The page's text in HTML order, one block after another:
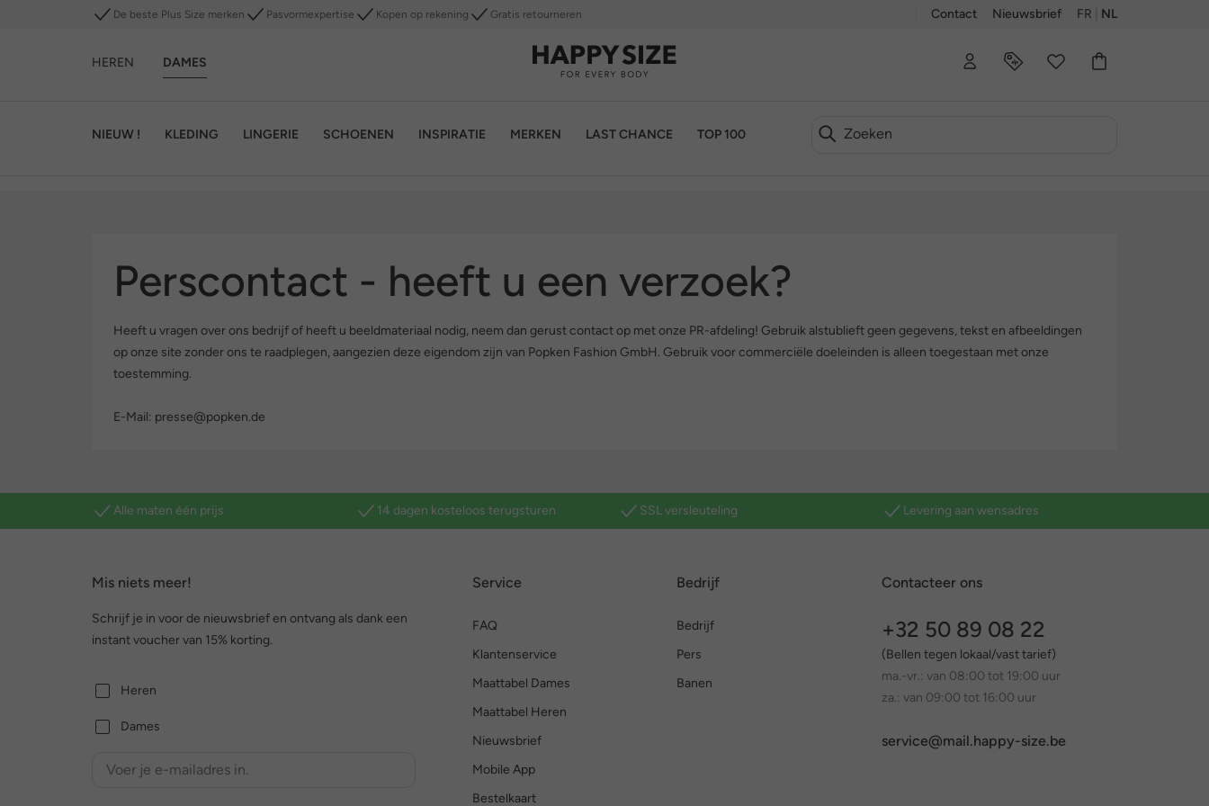
De beste Plus Size merken Pasvormexpertise Kopen op rekening Gratis retourneren Contact Nieuwsbrief FR NL
HEREN DAMES
NIEUW ! KLEDING LINGERIE SCHOENEN INSPIRATIE MERKEN LAST CHANCE TOP 100
Perscontact - heeft u een verzoek?
Heeft u vragen over ons bedrijf of heeft u beeldmateriaal nodig, neem dan gerust contact op met onze PR-afdeling! Gebruik alstublieft geen gegevens, tekst en afbeeldingen
op onze site zonder ons te raadplegen, aangezien deze eigendom zijn van Popken Fashion GmbH. Gebruik voor commerciële doeleinden is alleen toegestaan met onze
toestemming.
E-Mail: presse@popken.de
Alle maten één prijs 14 dagen kosteloos terugsturen SSL versleuteling Levering aan wensadres
Mis niets meer!
Schrijf je in voor de nieuwsbrief en ontvang als dank een
instant voucher van 15% korting.
Heren
Dames
Service
FAQ
Klantenservice
Maattabel Dames
Maattabel Heren
Nieuwsbrief
Mobile App
Bestelkaart
Bedrijf
Bedrijf
Pers
Banen
Contacteer ons
+32 50 89 08 22
(Bellen tegen lokaal/vast tarief)
ma.-vr.: van 08:00 tot 19:00 uur
za.: van 09:00 tot 16:00 uur
service@mail.happy-size.be